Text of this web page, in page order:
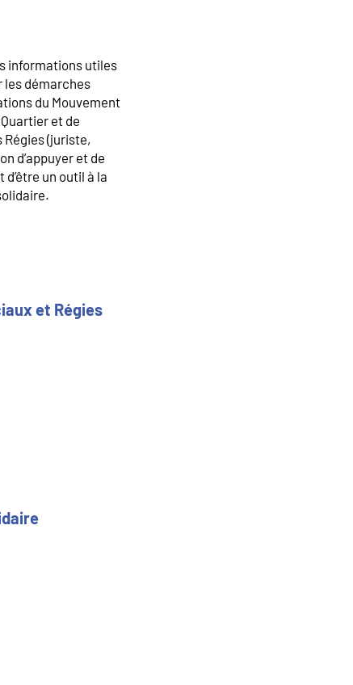
informations utiles
démarches
du Mouvement
et de
Régies (juriste,
d’appuyer et de
un outil à la
et Régies